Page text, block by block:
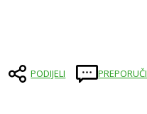
PODIJELI PREPORUČI